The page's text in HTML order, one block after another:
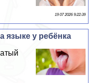
19 07 2026 9:22:39
языке у ребёнка